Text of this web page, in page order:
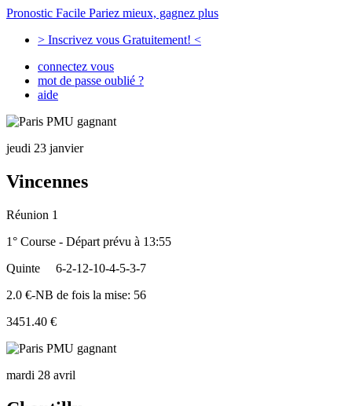
Pronostic Facile Pariez mieux, gagnez plus
> Inscrivez vous Gratuitement! <
connectez vous
mot de passe oublié ?
aide
jeudi 23 janvier
Vincennes
Réunion 1
1° Course - Départ prévu à 13:55
Quinte
6-2-12-10-4-5-3-7
2.0 €-NB de fois la mise: 56
3451.40 €
mardi 28 avril